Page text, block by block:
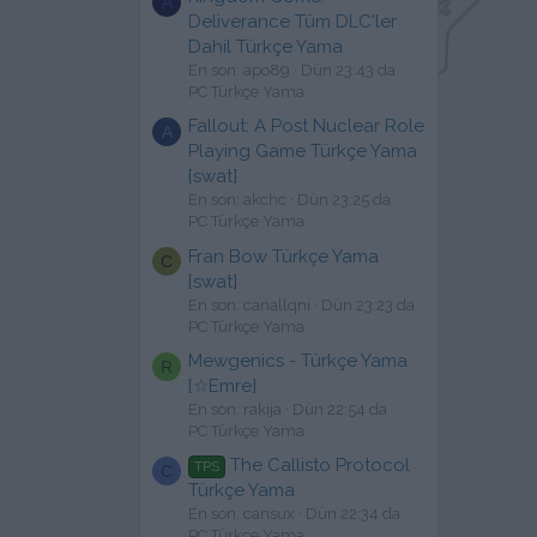
Deliverance Tüm DLC'ler
Dahil Türkçe Yama
En son: apo89
Dün 23:43 da
PC Türkçe Yama
A
Fallout: A Post Nuclear Role
Playing Game Türkçe Yama
[swat]
En son: akchc
Dün 23:25 da
PC Türkçe Yama
C
Fran Bow Türkçe Yama
[swat]
En son: canallqni
Dün 23:23 da
PC Türkçe Yama
R
Mewgenics - Türkçe Yama
[☆Emre]
En son: rakija
Dün 22:54 da
PC Türkçe Yama
C TPS
The Callisto Protocol
Türkçe Yama
En son: cansux
Dün 22:34 da